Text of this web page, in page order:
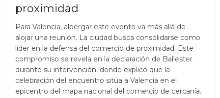
proximidad
Para Valencia, albergar este evento va más allá de
alojar una reunión. La ciudad busca consolidarse como
líder en la defensa del comercio de proximidad. Este
compromiso se revela en la declaración de Ballester
durante su intervención, donde explicó que la
celebración del encuentro sitúa a Valencia en el
epicentro del mapa nacional del comercio de cercanía.